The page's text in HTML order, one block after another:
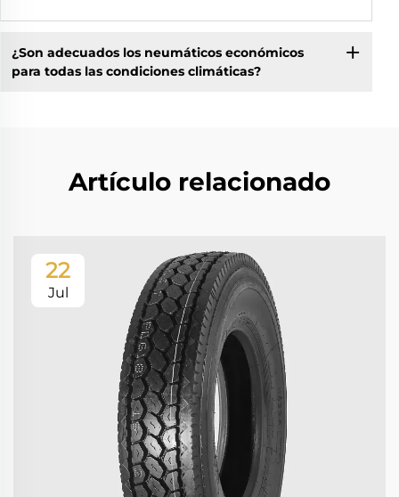
¿Son adecuados los neumáticos económicos
para todas las condiciones climáticas?
Artículo relacionado
22
Jul